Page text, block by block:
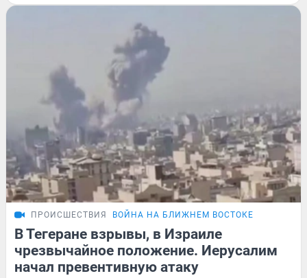
ПРОИСШЕСТВИЯ ВОЙНА НА БЛИЖНЕМ ВОСТОКЕ
В Тегеране взрывы, в Израиле
чрезвычайное положение. Иерусалим
начал превентивную атаку